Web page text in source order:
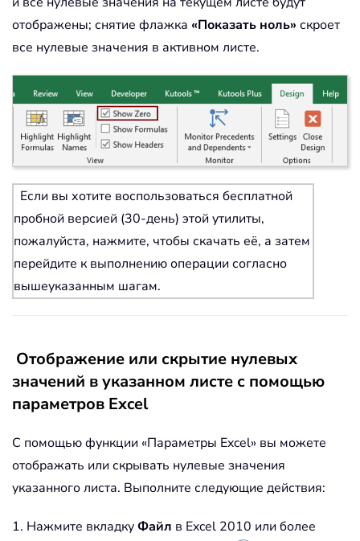
отображены; снятие флажка «Показать ноль» скроет
все нулевые значения в активном листе.
Если вы хотите воспользоваться бесплатной
пробной версией (30-день) этой утилиты,
пожалуйста, нажмите, чтобы скачать её, а затем
перейдите к выполнению операции согласно
вышеуказанным шагам.
Отображение или скрытие нулевых
значений в указанном листе с помощью
параметров Excel
С помощью функции «Параметры Excel» вы можете
отображать или скрывать нулевые значения
указанного листа. Выполните следующие действия:
1. Нажмите вкладкуФайл в Excel 2010 или более